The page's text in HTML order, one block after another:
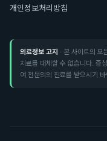
개인정보처리방침
의료정보 고지 · 본 사이트의 모
치료를 대체할 수 없습니다. 증
여 전문의의 진료를 받으시기